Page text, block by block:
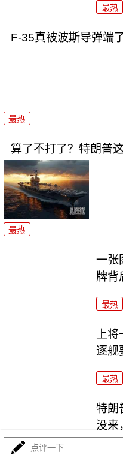
最热
F-35真被波斯导弹端
最热
算了不打了？特朗普
最热
一张
牌背
最热
上
逐舰
最热
特朗
没来
点评一下